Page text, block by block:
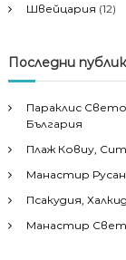
Швейцария (12)
Последни
Параклис
България
Плаж Ковиу,
Манастир
Псакудия,
Манастир